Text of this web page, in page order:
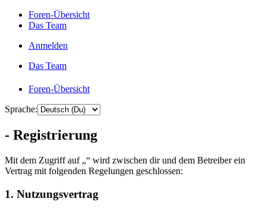
Foren-Übersicht
Das Team
Anmelden
Das Team
Foren-Übersicht
Sprache:
- Registrierung
Mit dem Zugriff auf „“ wird zwischen dir und dem Betreiber ein
Vertrag mit folgenden Regelungen geschlossen:
1. Nutzungsvertrag